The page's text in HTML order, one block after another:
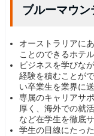
ブルーマウン
オーストラリアに
ことのできるホテ
ビジネスを学びな
経験を積むことが
い卒業生を業界に
専属のキャリアサ
厚く、海外での就
など在学生を徹底
学生の目線にたっ